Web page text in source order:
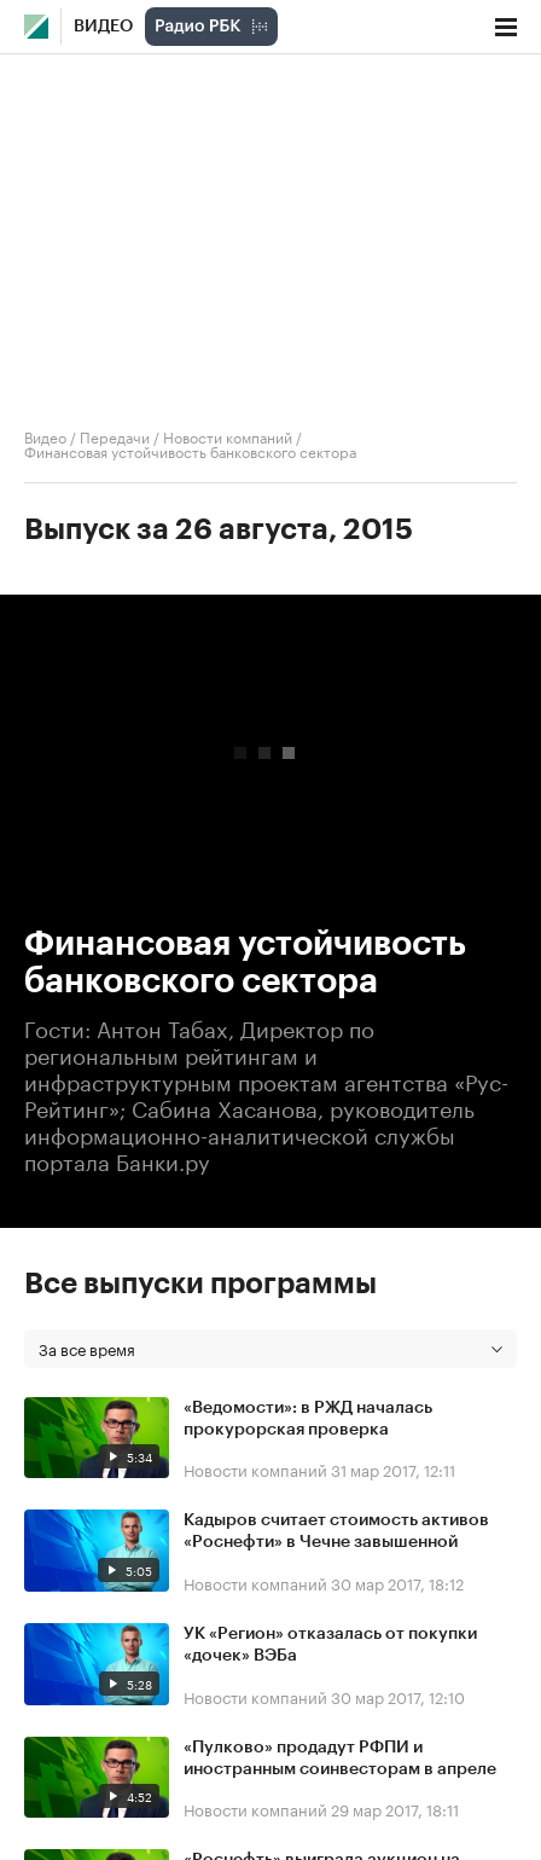
ВИДЕО
Видео / Передачи / Новости компаний /
Финансовая устойчивость банковского сектора
Выпуск за 26 августа, 2015
Финансовая устойчивость
банковского сектора
Гости: Антон Табах, Директор по
региональным рейтингам и
инфраструктурным проектам агентства «Рус-
Рейтинг»; Сабина Хасанова, руководитель
информационно-аналитической службы
портала Банки.ру
Все выпуски программы
За все время
5:34
«Ведомости»: в РЖД началась
прокурорская проверка
Новости компаний 31 мар 2017, 12:11
5:05
Кадыров считает стоимость активов
«Роснефти» в Чечне завышенной
Новости компаний 30 мар 2017, 18:12
5:28
УК «Регион» отказалась от покупки
«дочек» ВЭБа
Новости компаний 30 мар 2017, 12:10
4:52
«Пулково» продадут РФПИ и
иностранным соинвесторам в апреле
Новости компаний 29 мар 2017, 18:11